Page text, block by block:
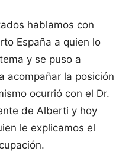
hablamos con
España a quien lo
y se puso a
acompañar la posición
ocurrió con el Dr.
de Alberti y hoy
le explicamos el